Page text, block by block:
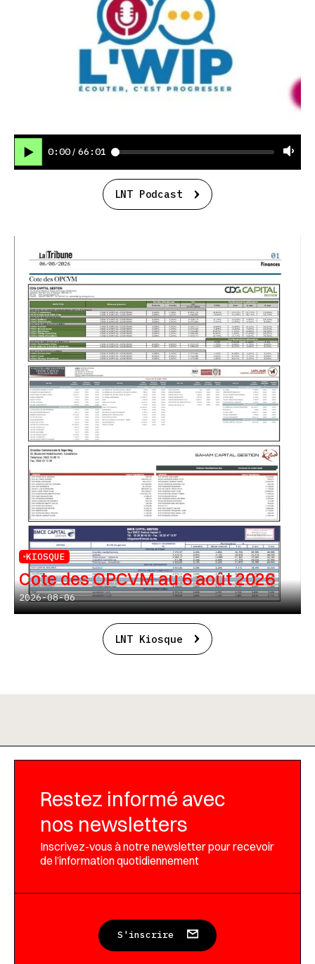
0:00 / 66:01
LNT Podcast
KIOSQUE
Cote des OPCVM au 6 août 2026
2026-08-06
LNT Kiosque
Restez informé avec
nos newsletters
Inscrivez-vous à notre newsletter pour recevoir
de l’information quotidiennement
S'inscrire